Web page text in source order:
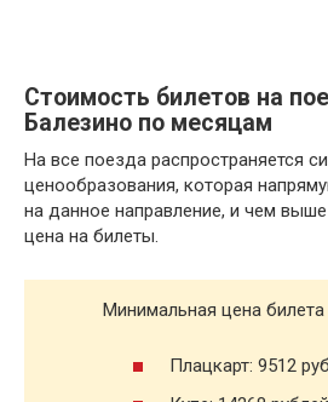
Стоимость билетов на
Балезино по месяцам
На все поезда распространяется
ценообразования, которая
на данное направление, и чем
цена на билеты.
Минимальная цена билета
Плацкарт: 9512